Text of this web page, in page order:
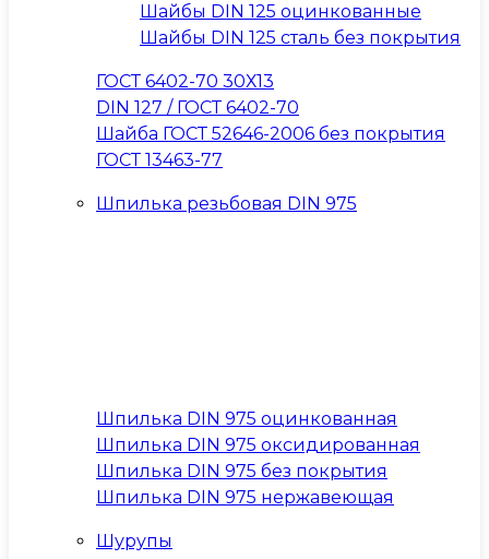
Шайбы DIN 125 оцинкованные
Шайбы DIN 125 сталь без покрытия
ГОСТ 6402-70 30Х13
DIN 127 / ГОСТ 6402-70
Шайба ГОСТ 52646-2006 без покрытия
ГОСТ 13463-77
Шпилька резьбовая DIN 975
Шпилька DIN 975 оцинкованная
Шпилька DIN 975 оксидированная
Шпилька DIN 975 без покрытия
Шпилька DIN 975 нержавеющая
Шурупы